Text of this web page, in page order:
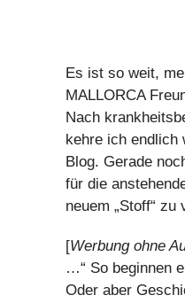
Es ist so weit,
MALLORCA
Nach
kehre ich endlich
Blog. Gerade
für die
neuem „Stoff“
[Werbung ohne
…“ So beginnen
Oder aber